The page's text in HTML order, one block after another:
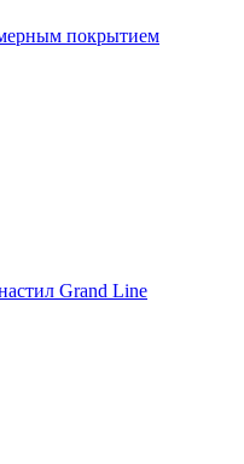
покрытием
Grand Line